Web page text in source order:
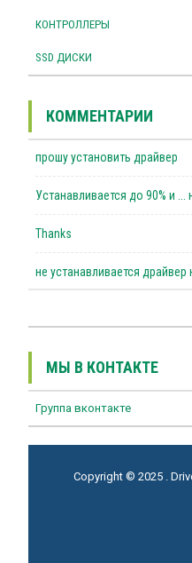
КОНТРОЛЛЕРЫ
SSD ДИСКИ
КОММЕНТАРИИ
прошу установить драйвер
Устанавливается до 90% и ...
Thanks
не устанавливается драйвер
МЫ В КОНТАКТЕ
Группа вконтакте
Copyright © 2025 .